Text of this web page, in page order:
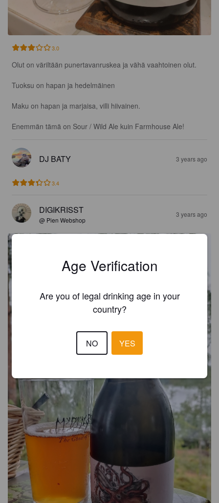
3.0
Olut on väriltään punertavanruskea ja vähä vaahtoinen olut.
Tuoksu on hapan ja hedelmäinen
Maku on hapan ja marjaisa, villi hiivainen.
Enemmän tämä on Sour / Wild Ale kuin Farmhouse Ale!
DJ BATY 3 years ago
3.4
DIGIKRISST
@ Pien Webshop
3 years ago
Age Verification
Are you of legal drinking age in your
country?
NO YES